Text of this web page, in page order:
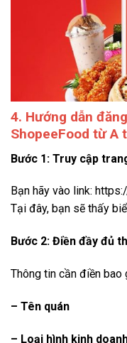
4. Hướng dẫn
ShopeeFood từ A
Bước 1: Truy cập
Bạn hãy vào link:
Tại đây, bạn sẽ thấy
Bước 2: Điền đầy đủ
Thông tin cần điền bao
– Tên quán
– Loại hình kinh